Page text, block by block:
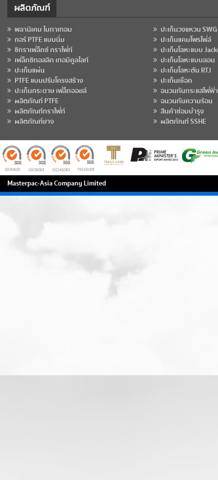
ผลิตภัณฑ์
พลานิเคม ไมกาเทอม
ปะเก็นวงแหวน SWG
กอร์ PTFE แบบนิ่ม
ปะเก็นแคมโพรไฟล์
ซิกราเฟล็กซ์ กราไฟท์
ปะเก็นโลหะแบบ
เฟล็กซิทอลลิก เทอมิคูลไลท์
ปะเก็นโลหะแบบลอน
ปะเก็นแผ่น
ปะเก็นโลหะตัน RTJ
PTFE แบบปรับโครงสร้าง
ปะเก็นเชือก
ปะเก็นกระดาษ เฟล็กออยล์
ฉนวนกันกระแสไฟฟ้า
ผลิตภัณฑ์ PTFE
ฉนวนกันความร้อน
ผลิตภัณฑ์กราไฟท์
สินค้าซ่อมบำรุง
ผลิตภัณฑ์ยาง
ผลิตภัณฑ์ SSHE
Masterpac-Asia Company Limited